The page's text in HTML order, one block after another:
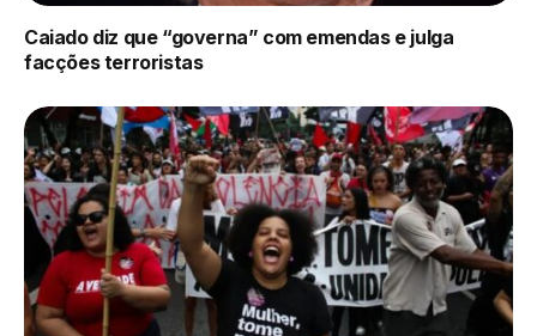
Caiado diz que “governa” com emendas e julga
facções terroristas